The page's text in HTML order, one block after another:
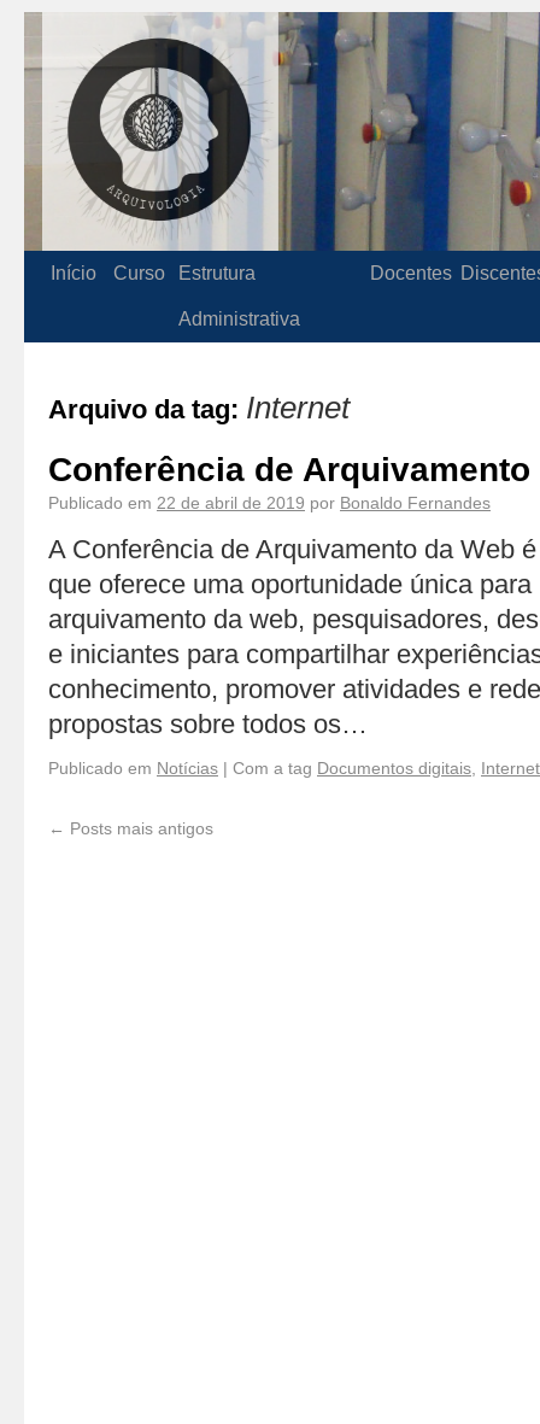
Início Curso Estrutura
Administrativa
Docentes
Arquivo da tag: Internet
Conferência de Arquivamento
Publicado em 22 de abril de 2019 por Bonaldo Fernandes
A Conferência de Arquivamento da Web
que oferece uma oportunidade única
arquivamento da web, pesquisadores,
e iniciantes para compartilhar
conhecimento, promover atividades e
propostas sobre todos os…
Publicado em Notícias | Com a tag Documentos digitais Internet
← Posts mais antigos